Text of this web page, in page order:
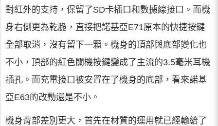
對紅外的支持，保留了SD卡插口和數據線接口。而機
身右側更為乾脆，直接把諾基亞E71原本的快捷按鍵
全部取消，沒有留下一顆。機身的頂部與底部變化也
不小，頂部的紅色關機按鍵變成了主流的3.5毫米耳機
插孔。而充電接口被安置在了機身的底部，看來諾基
亞E63的改動還是不小。
機身背部差別更大，首先在材質的運用就已經輸給了